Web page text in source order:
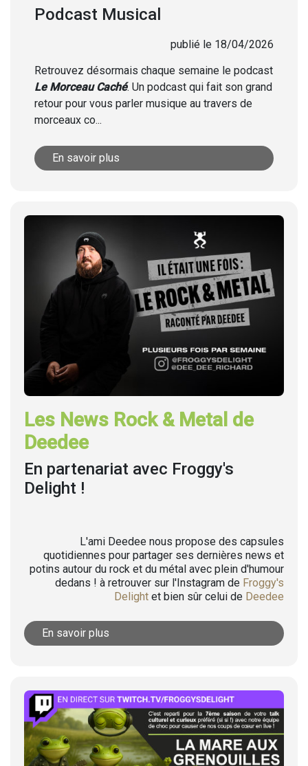
Podcast Musical
publié le 18/04/2026
Retrouvez désormais chaque semaine le podcast
Le Morceau Caché. Un podcast qui fait son grand
retour pour vous parler musique au travers de
morceaux co...
En savoir plus
Les News Rock & Metal de
Deedee
En partenariat avec Froggy's
Delight !
L'ami Deedee nous propose des capsules
quotidiennes pour partager ses dernières news et
potins autour du rock et du métal avec plein d'humour
dedans ! à retrouver sur l'Instagram de Froggy's
Delight et bien sûr celui de Deedee
En savoir plus